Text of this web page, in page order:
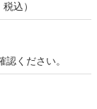
込）
ください。